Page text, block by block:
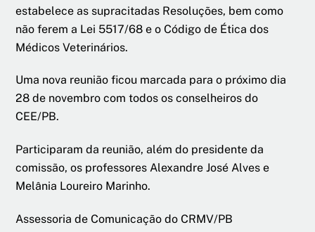
estabelece as supracitadas Resoluções, bem como
não ferem a Lei 5517/68 e o Código de Ética dos
Médicos Veterinários.
Uma nova reunião ficou marcada para o próximo dia
28 de novembro com todos os conselheiros do
CEE/PB.
Participaram da reunião, além do presidente da
comissão, os professores Alexandre José Alves e
Melânia Loureiro Marinho.
Assessoria de Comunicação do CRMV/PB